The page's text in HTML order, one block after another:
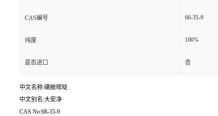
CAS编号 68-35-9
纯度 100%
是否进口 否
中文名称:磺胺嘧啶
中文别名:大安净
CAS No:68-35-9